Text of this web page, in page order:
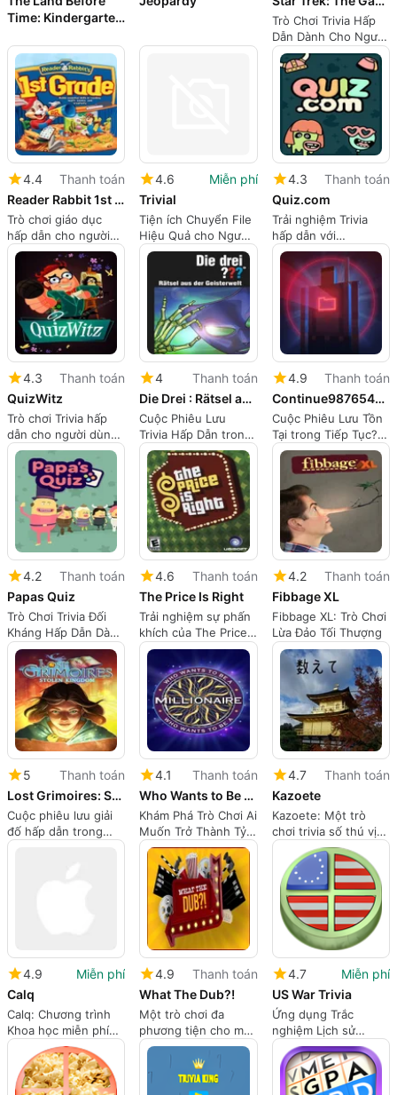
Time: Kindergarten
Trò Chơi Trivia Hấp
Dẫn Dành Cho Người
Hâm Mộ Star Trek
4.4
Thanh toán
Reader Rabbit 1st Grade
Trò chơi giáo dục
hấp dẫn cho người
học trẻ tuổi
4.6
Miễn phí
Trivial
Tiện ích Chuyển File
Hiệu Quả cho Người
Dùng Mac
4.3
Thanh toán
Quiz.com
Trải nghiệm Trivia
hấp dẫn với
Quiz.com
4.3
Thanh toán
QuizWitz
Trò chơi Trivia hấp
dẫn cho người dùng
Mac
4
Thanh toán
Die Drei : Rätsel aus der Geisterwelt
Cuộc Phiêu Lưu
Trivia Hấp Dẫn trong
Die Drei: Câu Đố từ
Thế Giới Ma Quái
4.9
Thanh toán
Continue9876543210
Cuộc Phiêu Lưu Tồn
Tại trong Tiếp Tục?
9876543210
4.2
Thanh toán
Papas Quiz
Trò Chơi Trivia Đối
Kháng Hấp Dẫn Dành
Cho Mọi Lứa Tuổi
4.6
Thanh toán
The Price Is Right
Trải nghiệm sự phấn
khích của The Price
Is Right
4.2
Thanh toán
Fibbage XL
Fibbage XL: Trò Chơi
Lừa Đảo Tối Thượng
5
Thanh toán
Lost Grimoires: Stolen Kingdom
Cuộc phiêu lưu giải
đố hấp dẫn trong
Lost Grimoires
4.1
Thanh toán
Who Wants to Be a Millionaire
Khám Phá Trò Chơi Ai
Muốn Trở Thành Tỷ
Phú
4.7
Thanh toán
Kazoete
Kazoete: Một trò
chơi trivia số thú vị
của Nhật Bản
4.9
Miễn phí
Calq
Calq: Chương trình
Khoa học miễn phí
cho Mac
4.9
Thanh toán
What The Dub?!
Một trò chơi đa
phương tiện cho mọi
lứa tuổi.
4.7
Miễn phí
US War Trivia
Ứng dụng Trắc
nghiệm Lịch sử
Chiến tranh Hoa Kỳ
miễn phí